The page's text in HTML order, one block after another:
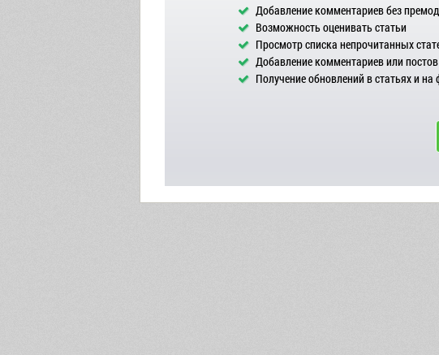
Добавление комментариев без
Возможность оценивать статьи
Просмотр списка непрочитанных
Добавление комментариев или
Получение обновлений в статьях и на